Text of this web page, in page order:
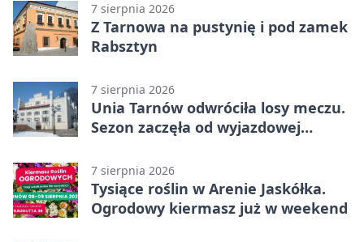
7 sierpnia 2026
Z Tarnowa na pustynię i pod zamek
Rabsztyn
7 sierpnia 2026
Unia Tarnów odwróciła losy meczu.
Sezon zaczęła od wyjazdowej
7 sierpnia 2026
Tysiące roślin w Arenie Jaskółka.
Ogrodowy kiermasz już w weekend